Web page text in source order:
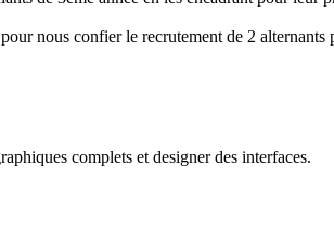
nous confier le recrutement de 2 alternants
complets et designer des interfaces.